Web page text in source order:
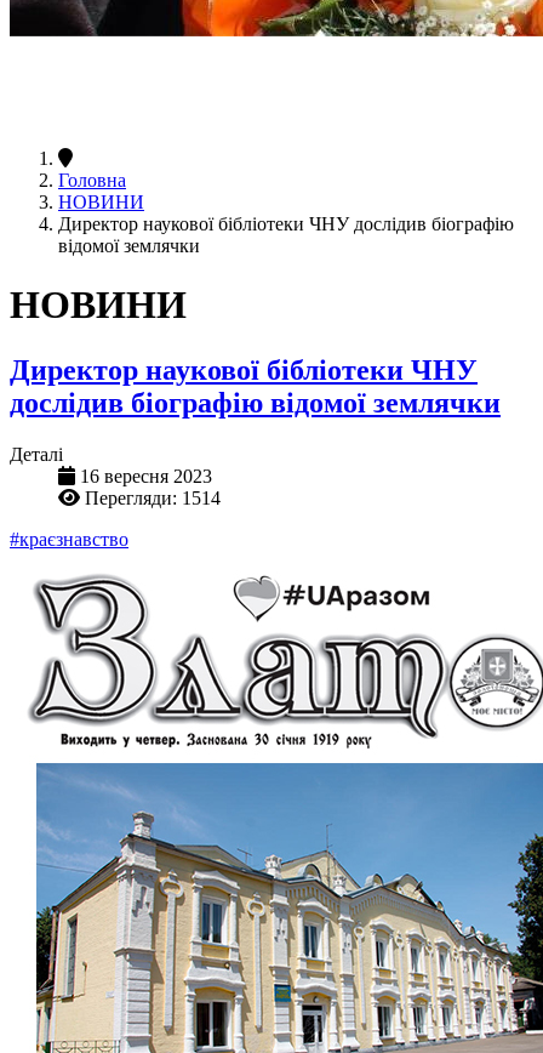
Головна
НОВИНИ
Директор наукової бібліотеки ЧНУ дослідив біографію
відомої землячки
НОВИНИ
Директор наукової бібліотеки ЧНУ
дослідив біографію відомої землячки
Деталі
16 вересня 2023
Перегляди: 1514
#краєзнавство